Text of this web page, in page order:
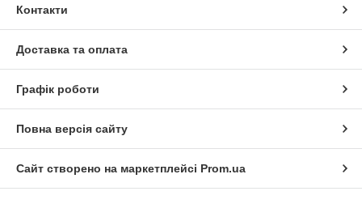
Контакти
Доставка та оплата
Графік роботи
Повна версія сайту
Сайт створено на маркетплейсі Prom.ua